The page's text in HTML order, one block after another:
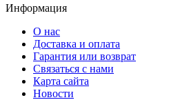
Информация
О нас
Доставка и оплата
Гарантия или возврат
Связаться с нами
Карта сайта
Новости